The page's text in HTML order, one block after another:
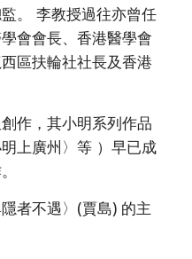
。 李教授過往亦曾任
會會長、香港醫學會
區扶輪社社長及香港
作，其小明系列作品
明上廣州〉等 ）早已成
隱者不遇〉(賈島) 的主